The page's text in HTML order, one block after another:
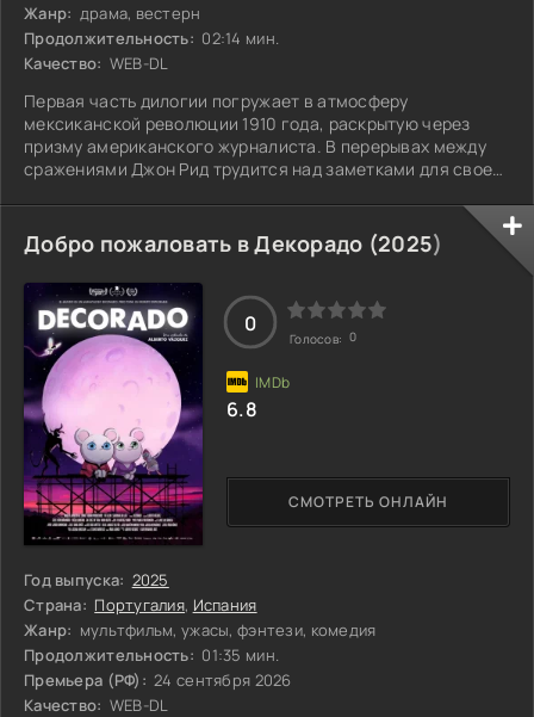
Жанр: драма, вестерн
Продолжительность: 02:14 мин.
Качество: WEB-DL
Первая часть дилогии погружает в атмосферу
мексиканской революции 1910 года, раскрытую через
призму американского журналиста. В перерывах между
сражениями Джон Рид трудится над заметками для своей
становятся основой сценария фильма. В своих заметках
он фиксирует как страсти и надежды революционеров,
так и жестокие реалии войны. Рид не просто наблюдатель,
он становится частью этого взрывоопасного процесса,
что заставляет задуматься: может ли
Добро пожаловать в Декорадо (2025)
Год выпуска: 2025
Страна: Португалия, Испания
Жанр: мультфильм, ужасы, фэнтези, комедия
Продолжительность: 01:35 мин.
Премьера (РФ): 24 сентября 2026
Качество: WEB-DL
СМОТРЕТЬ ОНЛАЙН
0
Голосов: 0
6.8